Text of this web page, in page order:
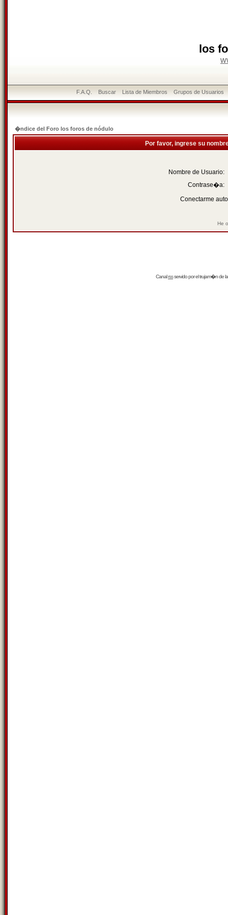
los
F.A.Q. Buscar Lista de Miembros Grupos de Usuarios
�ndice del Foro los foros de nódulo
Por favor, ingrese su
Nombre de Usuario:
Contrase�a:
Conectarme
He
Canalrssservido por eltrujam�nde